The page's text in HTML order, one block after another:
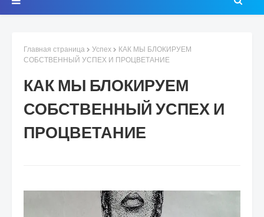
Главная страница Успех
КАК МЫ БЛОКИРУЕМ
СОБСТВЕННЫЙ УСПЕХ И ПРОЦВЕТАНИЕ
КАК МЫ БЛОКИРУЕМ
СОБСТВЕННЫЙ УСПЕХ И
ПРОЦВЕТАНИЕ